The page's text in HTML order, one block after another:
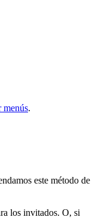
menús.
este método de
los invitados. O, si